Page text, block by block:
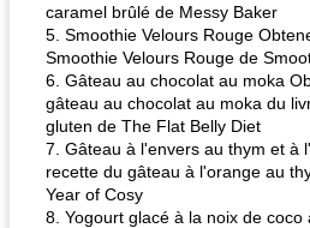
caramel brûlé de Messy Baker
5. Smoothie Velours Rouge
Smoothie Velours Rouge de
6. Gâteau au chocolat au moka
gâteau au chocolat au moka du
gluten de The Flat Belly Diet
7. Gâteau à l'envers au thym et à
recette du gâteau à l'orange au
Year of Cosy
8. Yogourt glacé à la noix de coco